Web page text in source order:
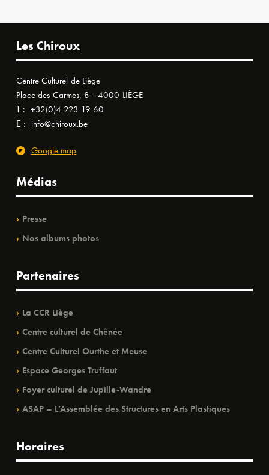
Les Chiroux
Centre Culturel de Liège
Place des Carmes, 8 - 4000 LIÈGE
T : +32(0)4 223 19 60
E : info@chiroux.be
Google map
Médias
Presse
Nos albums photos
Partenaires
La CCR Liège
Centre culturel de Chênée
Centre Culturel Ourthe et Meuse
Espace Georges Truffaut
Foyer culturel de Jupille-Wandre
ASAP – L’Assemblée des Structures en Arts Plastiques
Horaires